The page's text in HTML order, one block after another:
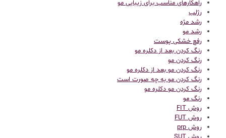
راهکارهای مناسب برای زیبایی مو
رژلب
رشد مژه
رشد مو
رفع خشکی پوست
رنگ کردن بعد از دکلره مو
رنگ کردن مو
رنگ کردن مو بعد از دکلره مو
رنگ کردن مو به چه صورت است
رنگ کردن مو دکلره مو
رنگ مو
روش FIT
روش FUT
روش prp